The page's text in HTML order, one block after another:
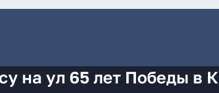
на ул 65 лет Победы в